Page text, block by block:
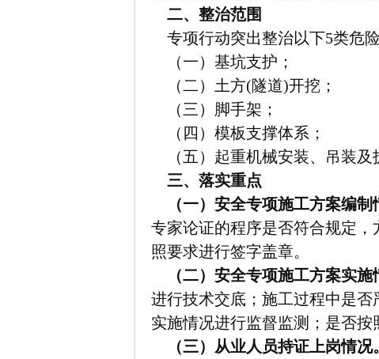
二、整治范围
专项行动突出整治以下5类危
（一）基坑支护；
（二）土方(隧道)开挖；
（三）脚手架；
（四）模板支撑体系；
（五）起重机械安装、吊装及
三、落实重点
（一）安全专项施工方案编制
专家论证的程序是否符合规定
照要求进行签字盖章。
（二）安全专项施工方案实施
进行技术交底；施工过程中是
实施情况进行监督监测；是否按
（三）从业人员持证上岗情况。